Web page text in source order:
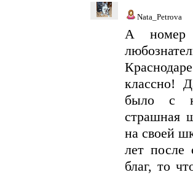
Nata_Petrova
А номер
классно!
было с
страшная
на своей
лет после
благ, то